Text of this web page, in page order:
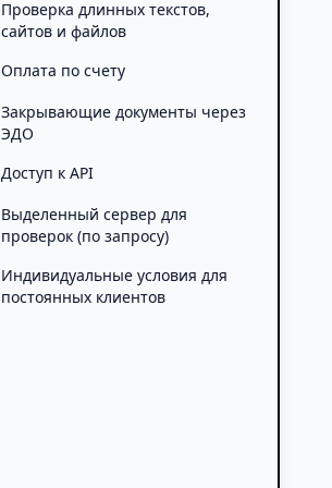
Проверка длинных текстов,
сайтов и файлов
Оплата по счету
Закрывающие документы через
ЭДО
Доступ к API
Выделенный сервер для
проверок (по запросу)
Индивидуальные условия для
постоянных клиентов